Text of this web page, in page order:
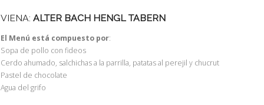
VIENA: ALTER BACH HENGL TABERN
El Menú está compuesto por:
Sopa de pollo con fideos
Cerdo ahumado, salchichas a la parrilla, patatas al perejil y chucrut
Pastel de chocolate
Agua del grifo